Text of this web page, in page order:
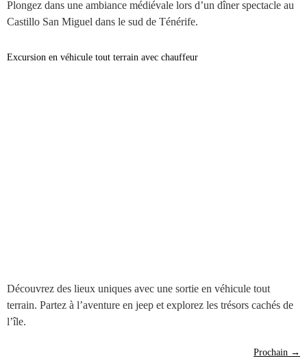
Plongez dans une ambiance médiévale lors d’un dîner spectacle au
Castillo San Miguel dans le sud de Ténérife.
Excursion en véhicule tout terrain avec chauffeur
Découvrez des lieux uniques avec une sortie en véhicule tout
terrain. Partez à l’aventure en jeep et explorez les trésors cachés de
l’île.
Prochain →